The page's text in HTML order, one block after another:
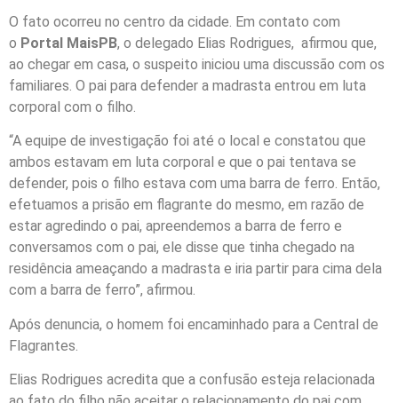
O fato ocorreu no centro da cidade. Em contato com
o Portal MaisPB, o delegado Elias Rodrigues, afirmou que,
ao chegar em casa, o suspeito iniciou uma discussão com os
familiares. O pai para defender a madrasta entrou em luta
corporal com o filho.
“A equipe de investigação foi até o local e constatou que
ambos estavam em luta corporal e que o pai tentava se
defender, pois o filho estava com uma barra de ferro. Então,
efetuamos a prisão em flagrante do mesmo, em razão de
estar agredindo o pai, apreendemos a barra de ferro e
conversamos com o pai, ele disse que tinha chegado na
residência ameaçando a madrasta e iria partir para cima dela
com a barra de ferro”, afirmou.
Após denuncia, o homem foi encaminhado para a Central de
Flagrantes.
Elias Rodrigues acredita que a confusão esteja relacionada